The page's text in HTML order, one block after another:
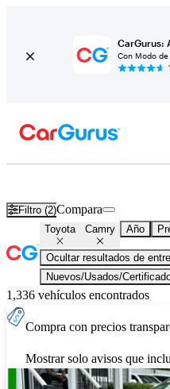
CarGurus:
Con Modo
Filtro (2)Compara
Toyota Camry Año
Ocultar resultados de
Nuevos/Usados/
1,336 vehículos encontrados
Compra con precios
Mostrar solo avisos que